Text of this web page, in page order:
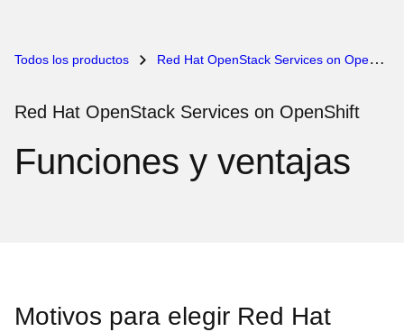
Todos los productos Red Hat OpenStack Services on OpenShift
Red Hat OpenStack Services on OpenShift
Funciones y ventajas
Motivos para elegir Red Hat